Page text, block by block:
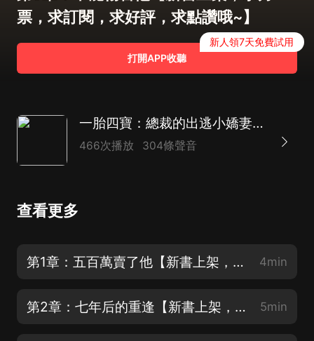
票，求訂閱，求好評，求點讚哦~】
打開APP收聽
新人領7天免費試用
一胎四寶：總裁的出逃小嬌妻|浪漫言情|霸道總裁|都市生活|萌娃|AI多播
466次播放 304條聲音
查看更多
第1章：五百萬賣了他【新書上架，求月票，求訂閱，求好評，求點讚哦~】 4min
第2章：七年后的重逢【新書上架，求月票，求訂閱，求好評，求點讚哦~】 5min